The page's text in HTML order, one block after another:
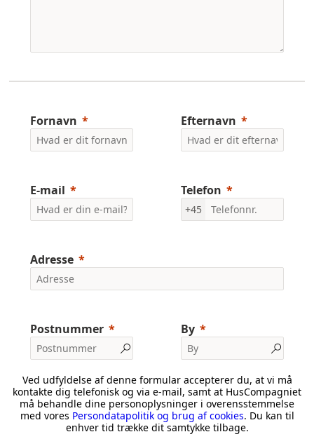
Fornavn Efternavn
E-mail Telefon
+45
Adresse
Postnummer By
Ved udfyldelse af denne formular accepterer du, at vi må
kontakte dig telefonisk og via e-mail, samt at HusCompagniet
må behandle dine personoplysninger i overensstemmelse
med vores Persondatapolitik og brug af cookies. Du kan til
enhver tid trække dit samtykke tilbage.